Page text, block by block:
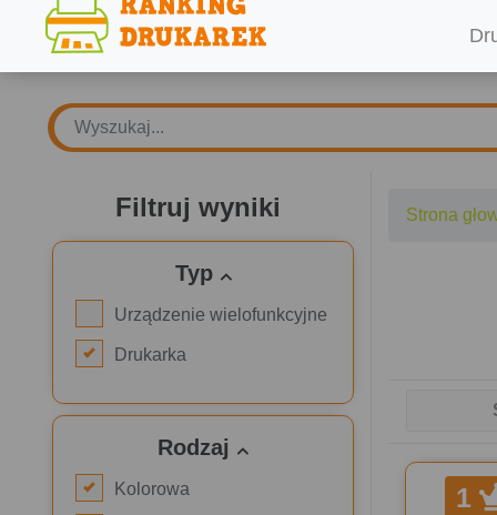
Filtruj wyniki
Typ
Urządzenie wielofunkcyjne
Drukarka
Rodzaj
Kolorowa
Strona
1